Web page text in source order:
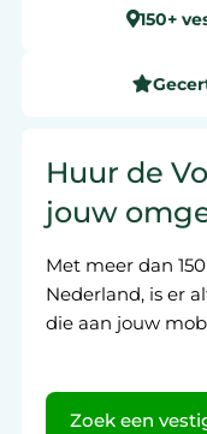
150+
Huur de
jouw
Met meer dan
Nederland, is er
die aan jouw
Zoek een